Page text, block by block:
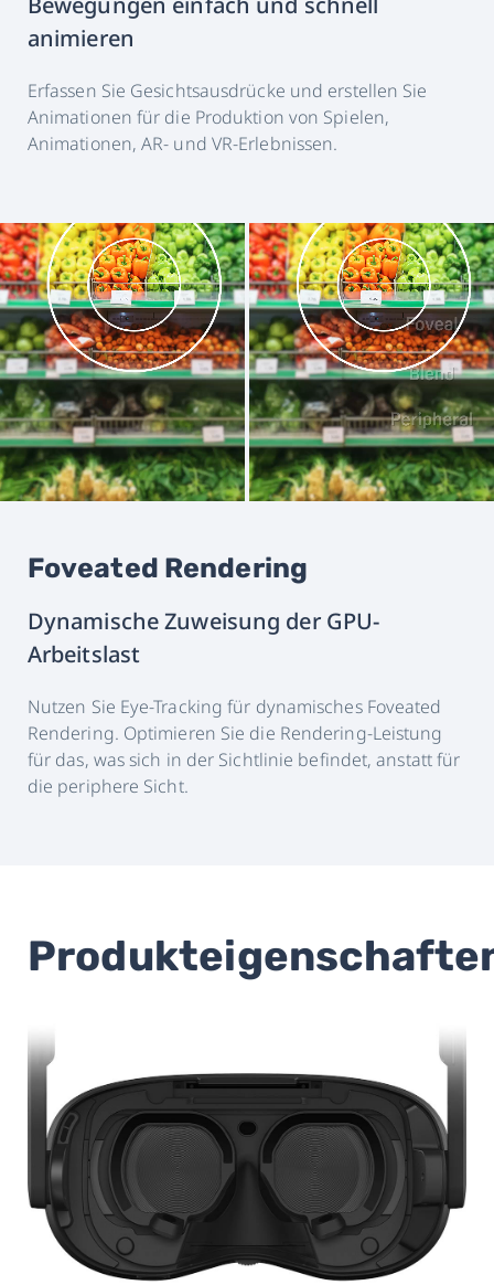
animieren
Erfassen Sie Gesichtsausdrücke und erstellen Sie
Animationen für die Produktion von Spielen,
Animationen, AR- und VR-Erlebnissen.
Foveated Rendering
Dynamische Zuweisung der GPU-
Arbeitslast
Nutzen Sie Eye-Tracking für dynamisches Foveated
Rendering. Optimieren Sie die Rendering-Leistung
für das, was sich in der Sichtlinie befindet, anstatt für
die periphere Sicht.